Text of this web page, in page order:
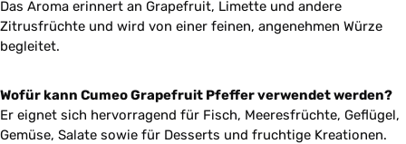
Das Aroma erinnert an Grapefruit, Limette und andere
Zitrusfrüchte und wird von einer feinen, angenehmen Würze
begleitet.
Wofür kann Cumeo Grapefruit Pfeffer verwendet werden?
Er eignet sich hervorragend für Fisch, Meeresfrüchte, Geflügel,
Gemüse, Salate sowie für Desserts und fruchtige Kreationen.